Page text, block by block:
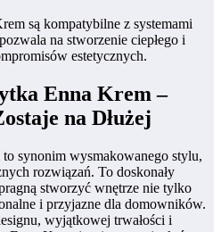
są kompatybilne z systemami
na stworzenie ciepłego i
estetycznych.
Enna Krem –
na Dłużej
to synonim wysmakowanego stylu,
rozwiązań. To doskonały
stworzyć wnętrze nie tylko
i przyjazne dla domowników.
wyjątkowej trwałości i